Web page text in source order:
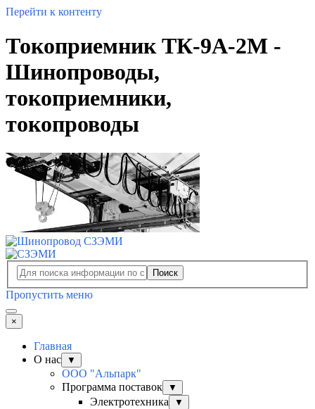
Перейти к контенту
Токоприемник ТК-9А-2М -
Шинопроводы,
токоприемники,
токопроводы
Поиск
Пропустить меню
×
Главная
О нас
▼
ООО "Альпарк"
Программа поставок
▼
Электротехника ▼